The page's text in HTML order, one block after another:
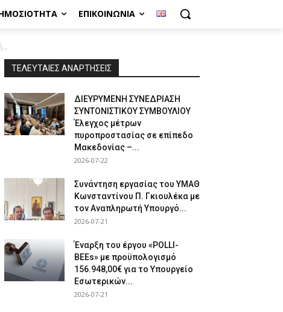
ΕΠΙΚΟΙΝΩΝΊΑ
ΤΕΛΕΥΤΑΙΕΣ ΑΝΑΡΤΗΣΕΙΣ
ΔΙΕΥΡΥΜΕΝΗ ΣΥΝΕΔΡΙΑΣΗ
ΣΥΝΤΟΝΙΣΤΙΚΟΥ ΣΥΜΒΟΥΛΙΟΥ
Έλεγχος μέτρων
πυροπροστασίας σε επίπεδο
Μακεδονίας –...
2026-07-22
Συνάντηση εργασίας του ΥΜΑΘ
Κωνσταντίνου Π. Γκιουλέκα με
τον Αναπληρωτή Υπουργό...
2026-07-21
Έναρξη του έργου «POLLI-
BEEs» με προϋπολογισμό
156.948,00€ για το Υπουργείο
Εσωτερικών...
2026-07-21